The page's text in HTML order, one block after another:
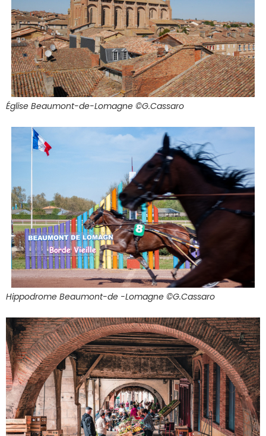
Église Beaumont-de-Lomagne ©G.Cassaro
Hippodrome Beaumont-de -Lomagne ©G.Cassaro